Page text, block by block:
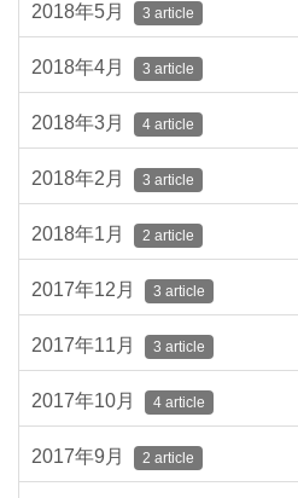
2018年5月 3 article
2018年4月 3 article
2018年3月 4 article
2018年2月 3 article
2018年1月 2 article
2017年12月 3 article
2017年11月 3 article
2017年10月 4 article
2017年9月 2 article